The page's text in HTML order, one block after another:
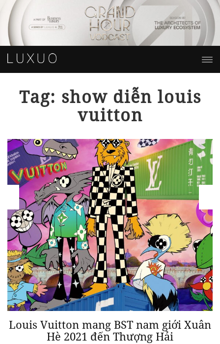
Tag: show diễn louis
vuitton
Louis Vuitton mang BST nam giới Xuân
Hè 2021 đến Thượng Hải